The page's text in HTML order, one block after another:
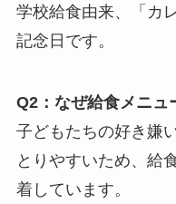
学校給食由来、「カ
記念日です。
Q2：なぜ給食メニュ
子どもたちの好き嫌
とりやすいため、給
着しています。